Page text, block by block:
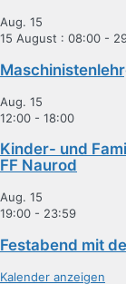
Aug. 15
15 August : 08:00 -
Aug. 15
12:00 - 18:00
Kinder- und
FF Naurod
Aug. 15
19:00 - 23:59
Festabend mit
Kalender anzeigen